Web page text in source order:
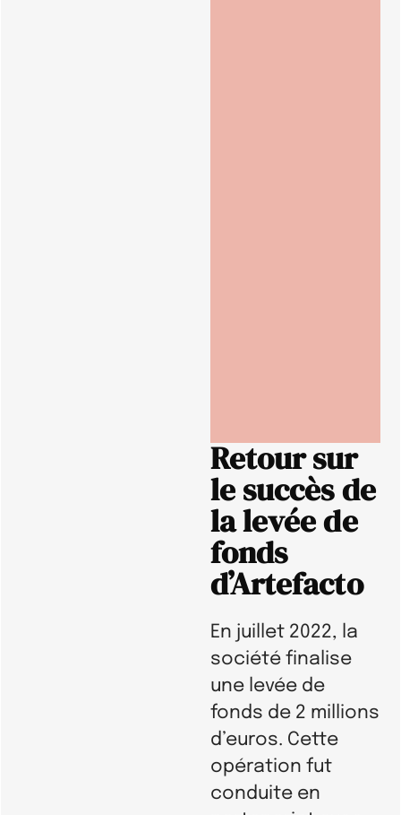
Retour sur
le succès de
la levée de
fonds
d’Artefacto
En juillet 2022, la
société finalise
une levée de
fonds de 2 millions
d’euros. Cette
opération fut
conduite en